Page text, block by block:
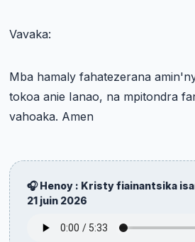
Vavaka:
Mba hamaly fahatezerana
tokoa anie Ianao, na mpitondra
vahoaka. Amen
🎧 Henoy : Kristy fiainantsika
21 juin 2026